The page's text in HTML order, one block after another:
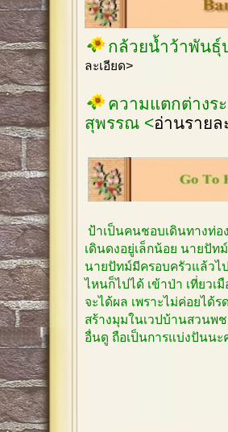
กล้วยน้ำว้าพันธุ์
ละเอียด>
ความแตกต่างร
สุพรรณ <อ่านรายล
ป้าเป็นคนชอบเดินทางท่อ
เดินดงอยู่เล็กน้อย นายปัท
นายปัทม์มีครอบครัวแล้วไ
ไหนก็ไปได้ เข้าป่า เที่ยว
จะได้ผล เพราะไม่ค่อยได้
สร้างมุมในเวปบ้านสวนพ
อื่นดู ถือเป็นการแบ่งปันนะ